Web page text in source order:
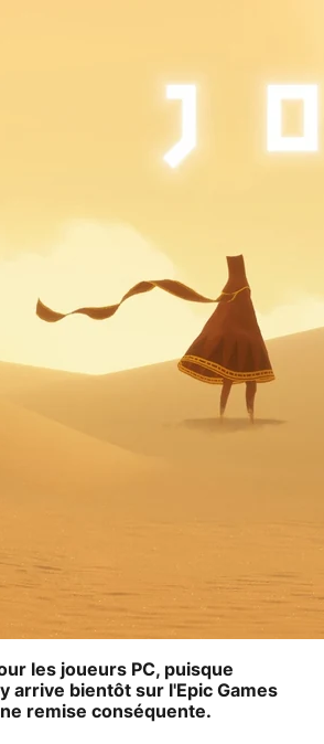
les joueurs PC, puisque
arrive bientôt sur l'Epic Games
remise conséquente.